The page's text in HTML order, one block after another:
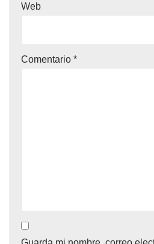
Web
Comentario *